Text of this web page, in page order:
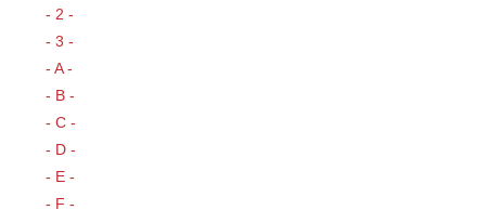
- 2 -
- 3 -
- A -
- B -
- C -
- D -
- E -
- F -